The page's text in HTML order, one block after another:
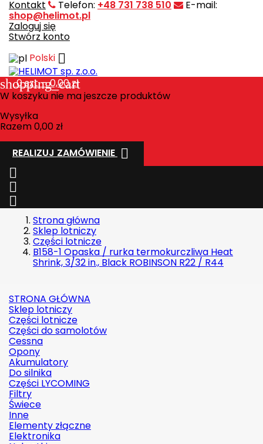
Kontakt Telefon: +48 731 738 510 E-mail:
shop@helimot.pl
Zaloguj się
Stwórz konto
Polski 
shopping_cart
0szt. - 0,00 zł
W koszyku nie ma jeszcze produktów
Wysyłka
Razem0,00 zł
REALIZUJ ZAMÓWIENIE 



Strona główna
Sklep lotniczy
Części lotnicze
B158-1 Opaska / rurka termokurczliwa Heat
Shrink, 3/32 in., Black ROBINSON R22 / R44
STRONA GŁÓWNA
Sklep lotniczy
Części lotnicze
Części do samolotów
Cessna
Opony
Akumulatory
Do silnika
Części LYCOMING
Filtry
Świece
Inne
Elementy złączne
Elektronika